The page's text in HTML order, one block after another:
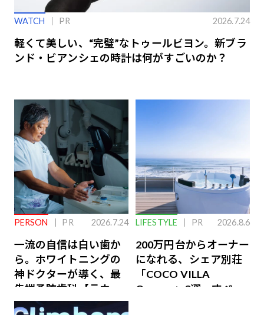
WATCH PR 2026.7.24
軽くて美しい、“完璧”なトゥールビヨン。新ブラ
ンド・ビアンシェの時計は何がすごいのか？
PERSON PR 2026.7.24
一流の自信は白い歯か
ら。ホワイトニングの
神ドクターが導く、最
先端予防歯科【ラウン
ジ会員特典あり】
LIFESTYLE PR 2026.8.6
200万円台からオーナー
になれる、シェア別荘
「COCO VILLA
Owners」3選。すべて